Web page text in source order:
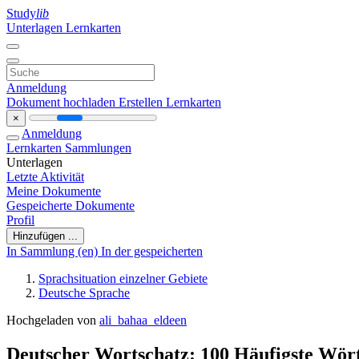
Studylib
Unterlagen Lernkarten
Anmeldung
Dokument hochladen Erstellen Lernkarten
×
Anmeldung
Lernkarten Sammlungen
Unterlagen
Letzte Aktivität
Meine Dokumente
Gespeicherte Dokumente
Profil
Hinzufügen ...
In Sammlung (en) In der gespeicherten
Sprachsituation einzelner Gebiete
Deutsche Sprache
Hochgeladen von ali_bahaa_eldeen
Deutscher Wortschatz: 100 Häufigste